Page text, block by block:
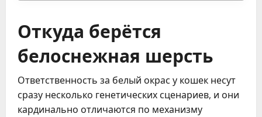
Откуда берётся
белоснежная шерсть
Ответственность за белый окрас у кошек несут
сразу несколько генетических сценариев, и они
кардинально отличаются по механизму